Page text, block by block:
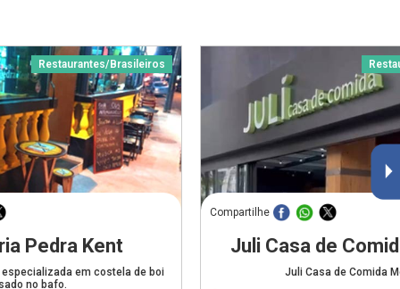
Restaurantes/Brasileiros
Pedra Kent
em costela de boi
no bafo.
Compartilhe
Juli Casa de
Juli Casa de Comida